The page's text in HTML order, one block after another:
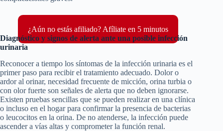
¿Aún no estás afiliado? Afíliate en 5 minutos
Diagnóstico y signos de alerta ante una posible infección
urinaria
Reconocer a tiempo los síntomas de la infección urinaria es el
primer paso para recibir el tratamiento adecuado. Dolor o
ardor al orinar, necesidad frecuente de micción, orina turbia o
con olor fuerte son señales de alerta que no deben ignorarse.
Existen pruebas sencillas que se pueden realizar en una clínica
o incluso en el hogar para confirmar la presencia de bacterias
o leucocitos en la orina. De no atenderse, la infección puede
ascender a vías altas y comprometer la función renal.